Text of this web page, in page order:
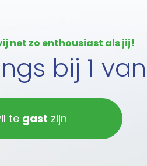
net zo enthousiast als jij!
bij 1
te gast zijn